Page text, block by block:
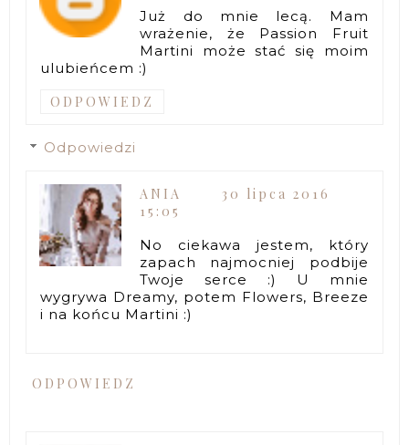
Już do mnie lecą. Mam
wrażenie, że Passion Fruit
Martini może stać się moim
ulubieńcem :)
ODPOWIEDZ
Odpowiedzi
ANIA
30 lipca 2016
15:05
No ciekawa jestem, który
zapach najmocniej podbije
Twoje serce :) U mnie
wygrywa Dreamy, potem Flowers, Breeze
i na końcu Martini :)
ODPOWIEDZ